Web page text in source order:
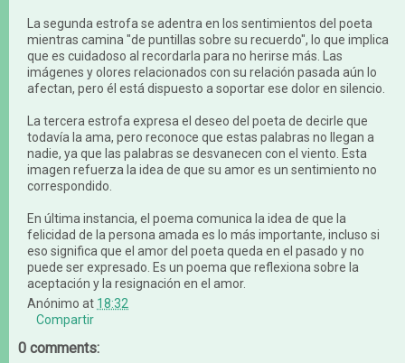
La segunda estrofa se adentra en los sentimientos del poeta
mientras camina "de puntillas sobre su recuerdo", lo que implica
que es cuidadoso al recordarla para no herirse más. Las
imágenes y olores relacionados con su relación pasada aún lo
afectan, pero él está dispuesto a soportar ese dolor en silencio.
La tercera estrofa expresa el deseo del poeta de decirle que
todavía la ama, pero reconoce que estas palabras no llegan a
nadie, ya que las palabras se desvanecen con el viento. Esta
imagen refuerza la idea de que su amor es un sentimiento no
correspondido.
En última instancia, el poema comunica la idea de que la
felicidad de la persona amada es lo más importante, incluso si
eso significa que el amor del poeta queda en el pasado y no
puede ser expresado. Es un poema que reflexiona sobre la
aceptación y la resignación en el amor.
Anónimo at 18:32
Compartir
0 comments: